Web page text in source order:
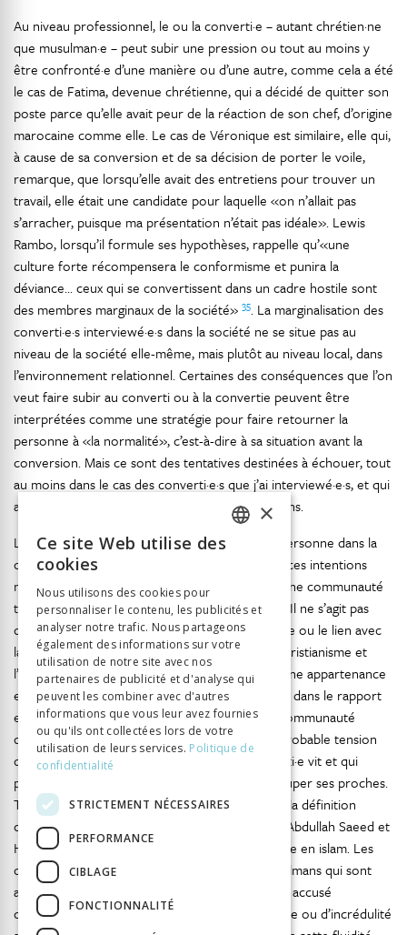
Au niveau professionnel, le ou la converti·e – autant chrétien·ne
que musulman·e – peut subir une pression ou tout au moins y
être confronté·e d’une manière ou d’une autre, comme cela a été
le cas de Fatima, devenue chrétienne, qui a décidé de quitter son
poste parce qu’elle avait peur de la réaction de son chef, d’origine
marocaine comme elle. Le cas de Véronique est similaire, elle qui,
à cause de sa conversion et de sa décision de porter le voile,
remarque, que lorsqu’elle avait des entretiens pour trouver un
travail, elle était une candidate pour laquelle «on n’allait pas
s’arracher, puisque ma présentation n’était pas idéale». Lewis
Rambo, lorsqu’il formule ses hypothèses, rappelle qu’«une
culture forte récompensera le conformisme et punira la
déviance... ceux qui se convertissent dans un cadre hostile sont
des membres marginaux de la société» 35. La marginalisation des
converti·e·s interviewé·e·s dans la société ne se situe pas au
niveau de la société elle-même, mais plutôt au niveau local, dans
l’environnement relationnel. Certaines des conséquences que l’on
veut faire subir au converti ou à la convertie peuvent être
interprétées comme une stratégie pour faire retourner la
personne à «la normalité», c’est-à-dire à sa situation avant la
conversion. Mais ce sont des tentatives destinées à échouer, tout
au moins dans le cas des converti·e·s que j’ai interviewé·e·s, et qui
amènent souvent à une rupture dans les relations.
Les intentions de protéger et de préserver la personne dans la
communauté existent encore aujourd’hui. Mais ces intentions
montrent davantage une préoccupation liée à une communauté
très restreinte, à sa réputation, à ses habitudes. Il ne s’agit pas
d’une préoccupation de sauvegarder la croyance ou le lien avec
la figure des fondateurs des deux religions, le christianisme et
l’islam. La conversion en tant que reniement d’une appartenance
et de la religion reçue révèle plutôt une tension dans le rapport
entre le ou la converti·e et ses proches ou sa communauté
d’appartenance. On révèle aussi la peur d’une probable tension
dans les équilibres dans lesquels le ou la converti·e vit et qui
peuvent mettre en danger ou au moins préoccuper ses proches.
Tous ces éléments dévoilent la nature fluide de la définition
d’apostasie, comme concluent les deux juristes Abdullah Saeed et
Hassan Saeed dans leur recherche sur l’apostasie en islam. Les
deux chercheurs constatent à propos des musulmans qui sont
accusés d’apostasie qu’«un musulman peut être accusé
d’apostasie, de blasphème, d’hypocrisie, d’hérésie ou d’incrédulité
ITALIAN
×
Ce site Web utilise des
cookies
Nous utilisons des cookies pour
personnaliser le contenu, les publicités et
analyser notre trafic. Nous partageons
également des informations sur votre
utilisation de notre site avec nos
partenaires de publicité et d'analyse qui
peuvent les combiner avec d'autres
informations que vous leur avez fournies
ou qu'ils ont collectées lors de votre
utilisation de leurs services. Politique de
confidentialité
STRICTEMENT NÉCESSAIRES
PERFORMANCE
CIBLAGE
FONCTIONNALITÉ